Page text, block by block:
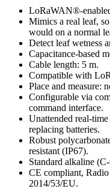
LoRaWAN®-
Mimics a real leaf,
would on a normal
Detect leaf wetness
Capacitance-based
Cable length: 5 m.
Compatible with
Place and measure:
Configurable via
command interface.
Unattended real-
replacing batteries.
Robust
resistant (IP67).
Standard alkaline
CE compliant,
2014/53/EU.